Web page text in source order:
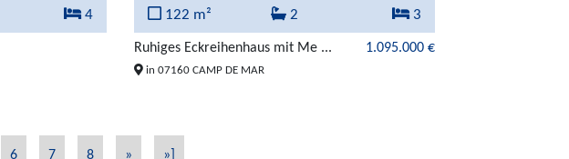
4 122 m² 2 3
Ruhiges Eckreihenhaus mit Me ... 1.095.000 €
in 07160 CAMP DE MAR
6 7 8 » »]